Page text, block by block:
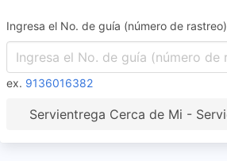
Ingresa el No. de guía (número de rastreo)
ex. 9136016382
Servientrega Cerca de Mi -